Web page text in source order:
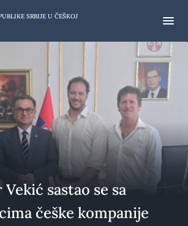
SRBIJE U ČEŠKOJ
sastao se sa
češke kompanije